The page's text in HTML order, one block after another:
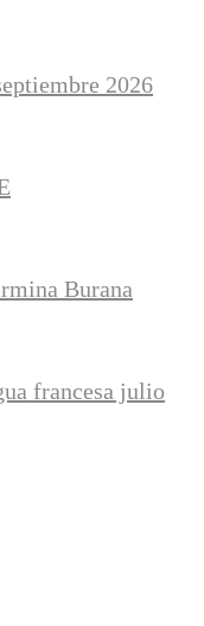
2026
Burana
francesa julio